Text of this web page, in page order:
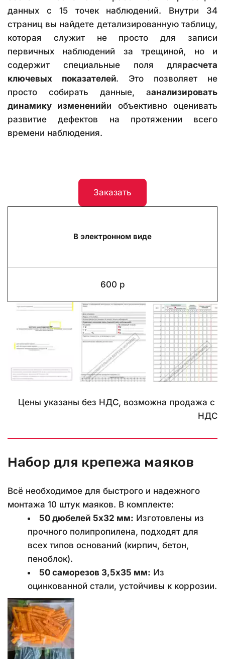
данных с 15 точек наблюдений. Внутри 34
страниц вы найдете детализированную таблицу,
которая служит не просто для записи
первичных наблюдений за трещиной, но и
содержит специальные поля длярасчета
ключевых показателей. Это позволяет не
просто собирать данные, аанализировать
динамику измененийи объективно оценивать
развитие дефектов на протяжении всего
времени наблюдения.
Заказать
В электронном виде
600 р
Цены указаны без НДС, возможна продажа с
НДС
Набор для крепежа маяков
Всё необходимое для быстрого и надежного
монтажа 10 штук маяков. В комплекте:
50 дюбелей 5x32 мм: Изготовлены из
прочного полипропилена, подходят для
всех типов оснований (кирпич, бетон,
пеноблок).
50 саморезов 3,5x35 мм: Из
оцинкованной стали, устойчивы к коррозии.